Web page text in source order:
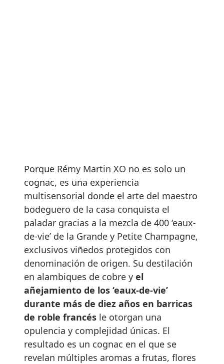
Porque Rémy Martin XO no es solo un
cognac, es una experiencia
multisensorial donde el arte del maestro
bodeguero de la casa conquista el
paladar gracias a la mezcla de 400 ‘eaux-
de-vie’ de la Grande y Petite Champagne,
exclusivos viñedos protegidos con
denominación de origen. Su destilación
en alambiques de cobre y el
añejamiento de los ‘eaux-de-vie’
durante más de diez años en barricas
de roble francés le otorgan una
opulencia y complejidad únicas. El
resultado es un cognac en el que se
revelan múltiples aromas a frutas, flores